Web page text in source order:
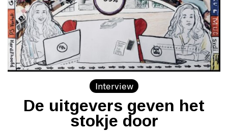
Interview
De uitgevers geven het
stokje door